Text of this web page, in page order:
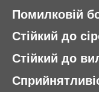
Помилковій
Стійкий до
Стійкий до